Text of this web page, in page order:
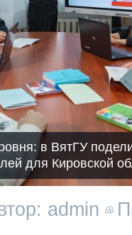
в ВятГУ
для Кировской
admin